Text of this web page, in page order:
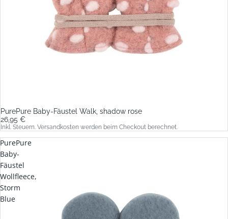
PurePure Baby-Fäustel Walk, shadow rose
26,95 €
Inkl. Steuern. Versandkosten werden beim Checkout berechnet.
PurePure
Baby-
Fäustel
Wollfleece,
Storm
Blue